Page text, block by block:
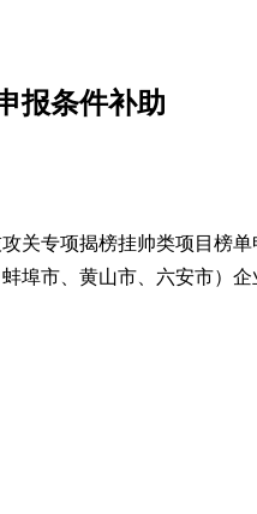
报条件补助
关专项揭榜挂帅类项目榜单
市、黄山市、六安市）企